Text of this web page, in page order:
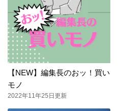
【NEW】編集長のおッ！買い
モノ
2022年11年25日更新